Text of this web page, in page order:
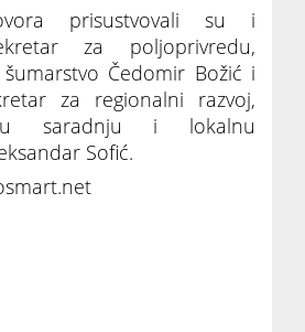
prisustvovali su i
za poljoprivredu,
Čedomir Božić i
za regionalni razvoj,
saradnju i lokalnu
Sofić.